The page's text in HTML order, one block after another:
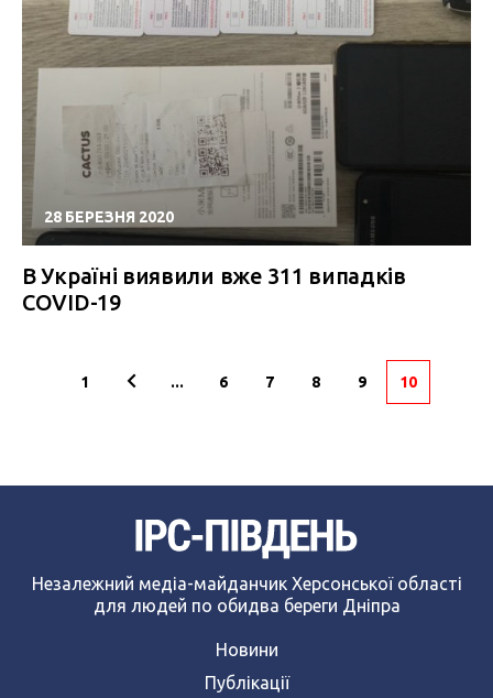
28 БЕРЕЗНЯ 2020
В Україні виявили вже 311 випадків
COVID-19
1 ... 6 7 8 9 10
Незалежний медіа-майданчик Херсонської області
для людей по обидва береги Дніпра
Новини
Публікації